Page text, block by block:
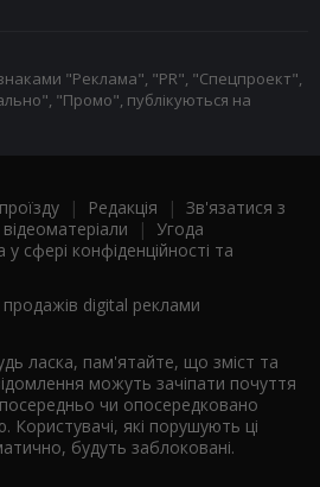
"Реклама", "PR", "Спецпроект",
"Промо", публікуються на
| Редакція | Зв'язатися з
| Угода
у сфері конфіденційності та
продажів digital реклами
ласка, пам'ятайте, що зміст та
можуть зачіпати почуття
чи опосередковано
Користувачі, які порушують ці
будуть заблоковані.